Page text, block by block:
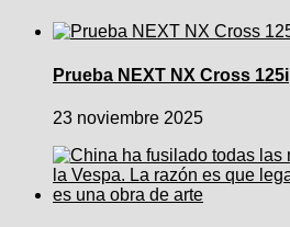
Prueba NEXT NX Cross 125i
23 noviembre 2025